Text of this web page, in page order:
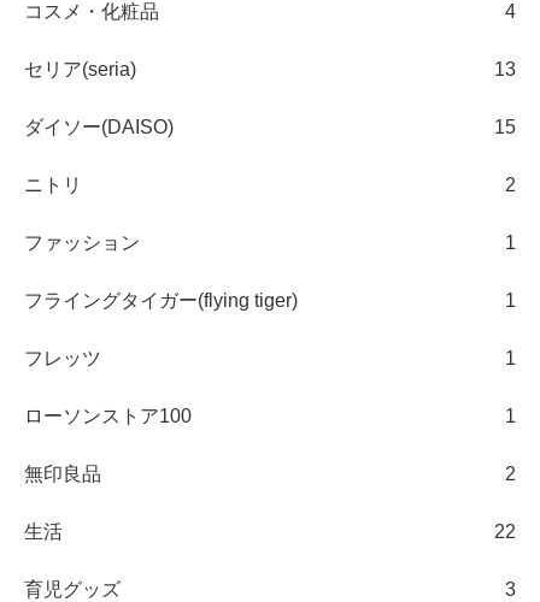
コスメ・化粧品 4
セリア(seria) 13
ダイソー(DAISO) 15
ニトリ 2
ファッション 1
フライングタイガー(flying tiger) 1
フレッツ 1
ローソンストア100 1
無印良品 2
生活 22
育児グッズ 3